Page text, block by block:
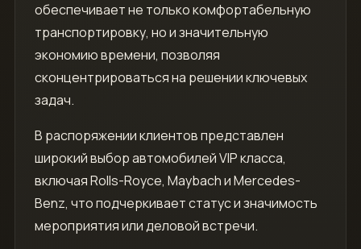
обеспечивает не только комфортабельную
транспортировку, но и значительную
экономию времени, позволяя
сконцентрироваться на решении ключевых
задач.
В распоряжении клиентов представлен
широкий выбор автомобилей VIP класса,
включая Rolls-Royce, Maybach и Mercedes-
Benz, что подчеркивает статус и значимость
мероприятия или деловой встречи.